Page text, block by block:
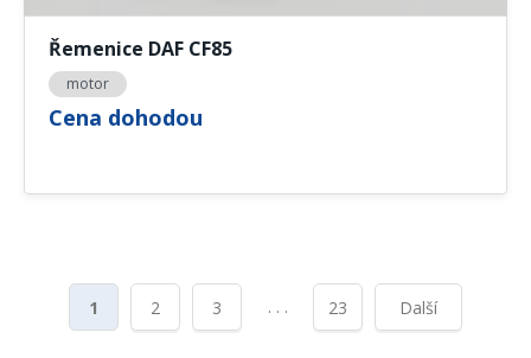
Řemenice DAF CF85
motor
Cena dohodou
1 2 3 . . . 23 Další